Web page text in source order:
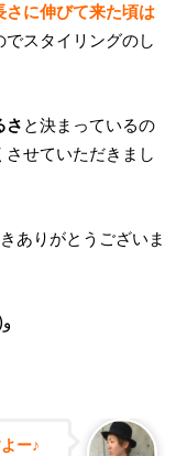
さに伸びて来た頃は
でスタイリングのし
さ と決まっているの
させていただきまし
ありがとうございま
次回も楽しみにお待ちしております٩( ‘ω’ )و
ー♪